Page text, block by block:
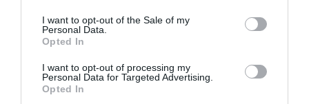
I want to opt-out of the Sale of my
Personal Data.
Opted In
I want to opt-out of processing my
Personal Data for Targeted Advertising.
Opted In
Σχεδιασμός video: Κάρολος Πορφύρης
Ιησούς: Αιμιλιανός Σταματάκης
Iούδας: Ησαίας Ματιάμπα